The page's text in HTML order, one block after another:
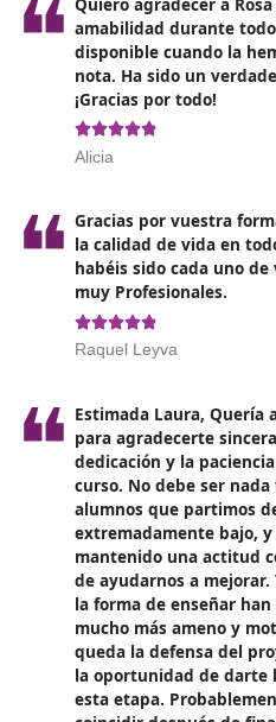
SSC_A_1655_03.
práctica en circuito
SSC_A_1655_04.
práctica en vías abiertas
SSC_A_1655_05.
la conducción
aprendizaje en la
conducción
Grados A dentro del
para la seguridad vial
formativa de la formación
SSC_A_1658_02.
formativo previstos en la
SSC_A_1658_03.
metodológicas en
SSC_A_1658_04.
espacios y los tiempos
SSC_A_1658_05.
educación vial
Grados A dentro del